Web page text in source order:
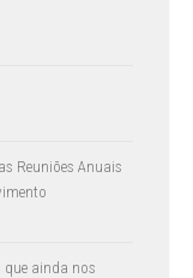
Reuniões Anuais
que ainda nos